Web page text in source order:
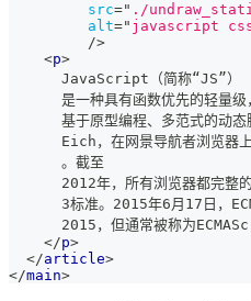
src=" ./
alt=" javascript
/>
<p>
      JavaScript（简称“JS”）
是一种具有函数优先的轻量
基于原型编程、多范式的动
Eich，在网景导航者浏览器
      。截至
2012年，所有浏览器都完整
3标准。2015年6月17日，
2015，但通常被称为
</p>
</article>
</main>